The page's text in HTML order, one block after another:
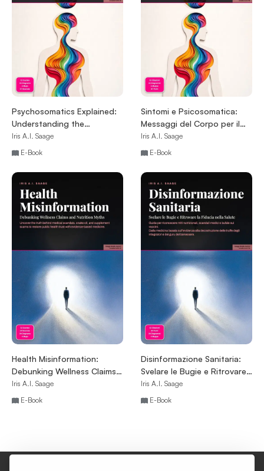
Psychosomatics Explained:
Understanding the
Language of Your Body for
Holistic Well-being
Iris A.I. Saage
E-Book
Sintomi e Psicosomatica:
Messaggi del Corpo per il
Benessere
Iris A.I. Saage
E-Book
Health Misinformation:
Debunking Wellness Claims
and Nutrition Myths
Iris A.I. Saage
E-Book
Disinformazione Sanitaria:
Svelare le Bugie e Ritrovare
la Fiducia nella Salute
Iris A.I. Saage
E-Book